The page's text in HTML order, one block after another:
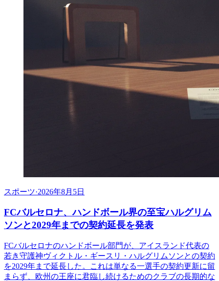
スポーツ·2026年8月5日
FCバルセロナ、ハンドボール界の至宝ハルグリム
ソンと2029年までの契約延長を発表
FCバルセロナのハンドボール部門が、アイスランド代表の
若き守護神ヴィクトル・ギースリ・ハルグリムソンとの契約
を2029年まで延長した。これは単なる一選手の契約更新に留
まらず、欧州の王座に君臨し続けるためのクラブの長期的な